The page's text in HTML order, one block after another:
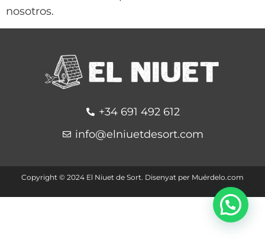
nosotros.
+34 691 492 612
info@elniuetdesort.com
Copyright ©️ 2024 El Niuet de Sort. Disenyat per Muérdelo.com